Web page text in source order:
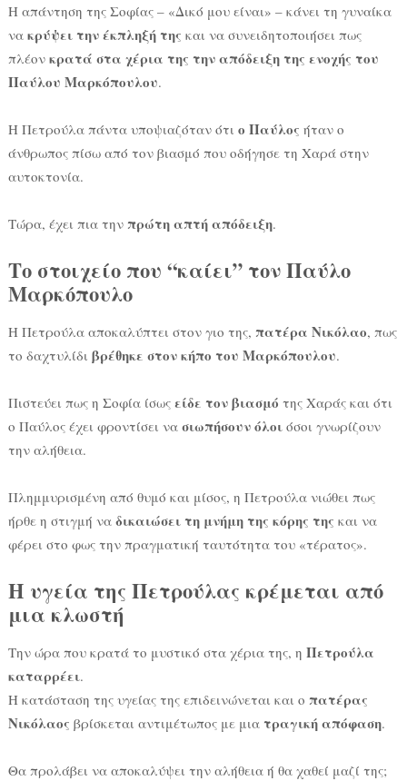
Η απάντηση της Σοφίας – «Δικό μου είναι» – κάνει τη γυναίκα
να κρύψει την έκπληξή της και να συνειδητοποιήσει πως
πλέον κρατά στα χέρια της την απόδειξη της ενοχής του
Παύλου Μαρκόπουλου.
Η Πετρούλα πάντα υποψιαζόταν ότι ο Παύλος ήταν ο
άνθρωπος πίσω από τον βιασμό που οδήγησε τη Χαρά στην
αυτοκτονία.
Τώρα, έχει πια την πρώτη απτή απόδειξη.
Το στοιχείο που “καίει” τον Παύλο
Μαρκόπουλο
Η Πετρούλα αποκαλύπτει στον γιο της, πατέρα Νικόλαο, πως
το δαχτυλίδι βρέθηκε στον κήπο του Μαρκόπουλου.
Πιστεύει πως η Σοφία ίσως είδε τον βιασμό της Χαράς και ότι
ο Παύλος έχει φροντίσει να σιωπήσουν όλοιόσοι γνωρίζουν
την αλήθεια.
Πλημμυρισμένη από θυμό και μίσος, η Πετρούλα νιώθει πως
ήρθε η στιγμή να δικαιώσει τη μνήμη της κόρης της και να
φέρει στο φως την πραγματική ταυτότητα του «τέρατος».
Η υγεία της Πετρούλας κρέμεται από
μια κλωστή
Την ώρα που κρατά το μυστικό στα χέρια της, η Πετρούλα
καταρρέει.
Η κατάσταση της υγείας της επιδεινώνεται και ο πατέρας
Νικόλαος βρίσκεται αντιμέτωπος με μια τραγική απόφαση.
Θα προλάβει να αποκαλύψει την αλήθεια ή θα χαθεί μαζί της;